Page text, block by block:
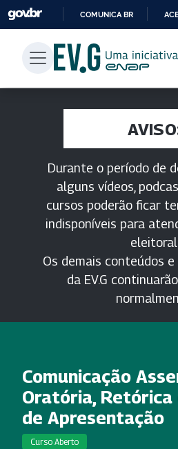
PARA
COMUNICA BR
Durante o período de
alguns vídeos,
cursos poderão ficar
indisponíveis para
eleitoral.
Os demais conteúdos
da EV.G
Comunicação
Oratória, Retórica
de Apresentação
Curso Aberto